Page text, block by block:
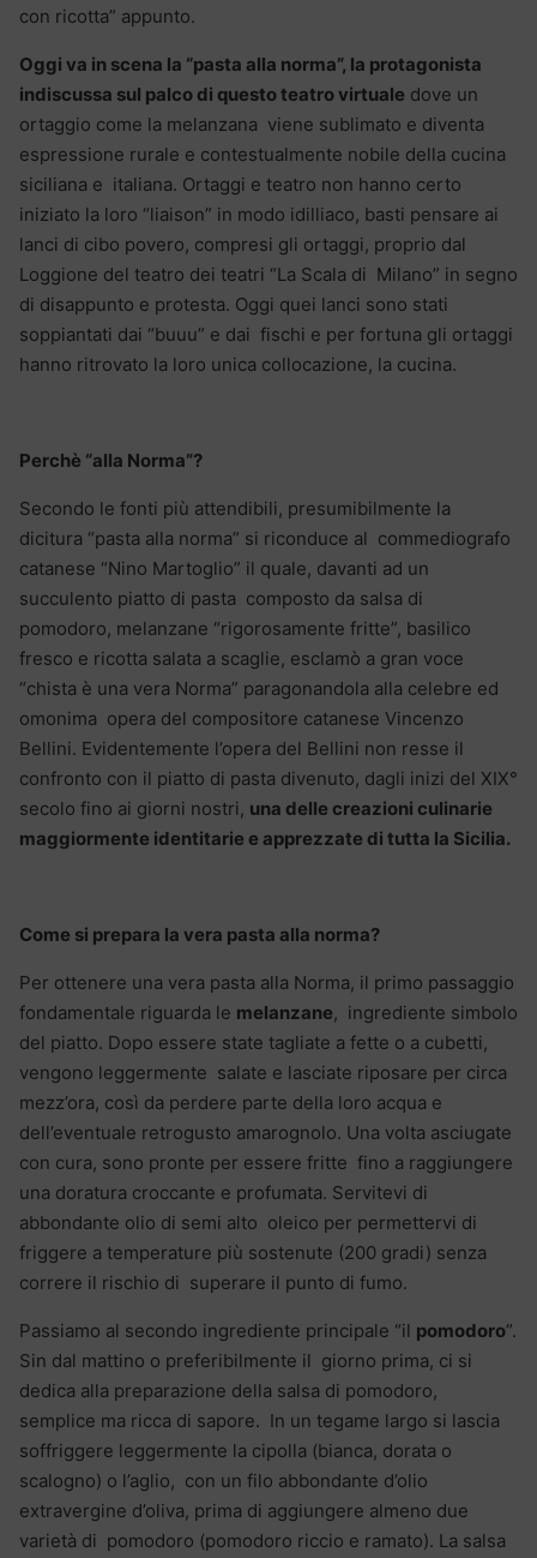
con ricotta” appunto.
Oggi va in scena la “pasta alla norma”, la protagonista
indiscussa sul palco di questo teatro virtuale dove un
ortaggio come la melanzana viene sublimato e diventa
espressione rurale e contestualmente nobile della cucina
siciliana e italiana. Ortaggi e teatro non hanno certo
iniziato la loro “liaison” in modo idilliaco, basti pensare ai
lanci di cibo povero, compresi gli ortaggi, proprio dal
Loggione del teatro dei teatri “La Scala di Milano” in segno
di disappunto e protesta. Oggi quei lanci sono stati
soppiantati dai “buuu” e dai fischi e per fortuna gli ortaggi
hanno ritrovato la loro unica collocazione, la cucina.
Perchè “alla Norma”?
Secondo le fonti più attendibili, presumibilmente la
dicitura “pasta alla norma” si riconduce al commediografo
catanese “Nino Martoglio” il quale, davanti ad un
succulento piatto di pasta composto da salsa di
pomodoro, melanzane “rigorosamente fritte”, basilico
fresco e ricotta salata a scaglie, esclamò a gran voce
“chista è una vera Norma” paragonandola alla celebre ed
omonima opera del compositore catanese Vincenzo
Bellini. Evidentemente l’opera del Bellini non resse il
confronto con il piatto di pasta divenuto, dagli inizi del XIX°
secolo fino ai giorni nostri, una delle creazioni culinarie
maggiormente identitarie e apprezzate di tutta la Sicilia.
Come si prepara la vera pasta alla norma?
Per ottenere una vera pasta alla Norma, il primo passaggio
fondamentale riguarda le melanzane, ingrediente simbolo
del piatto. Dopo essere state tagliate a fette o a cubetti,
vengono leggermente salate e lasciate riposare per circa
mezz’ora, così da perdere parte della loro acqua e
dell’eventuale retrogusto amarognolo. Una volta asciugate
con cura, sono pronte per essere fritte fino a raggiungere
una doratura croccante e profumata. Servitevi di
abbondante olio di semi alto oleico per permettervi di
friggere a temperature più sostenute (200 gradi) senza
correre il rischio di superare il punto di fumo.
Passiamo al secondo ingrediente principale “il pomodoro”.
Sin dal mattino o preferibilmente il giorno prima, ci si
dedica alla preparazione della salsa di pomodoro,
semplice ma ricca di sapore. In un tegame largo si lascia
soffriggere leggermente la cipolla (bianca, dorata o
scalogno) o l’aglio, con un filo abbondante d’olio
extravergine d’oliva, prima di aggiungere almeno due
varietà di pomodoro (pomodoro riccio e ramato). La salsa